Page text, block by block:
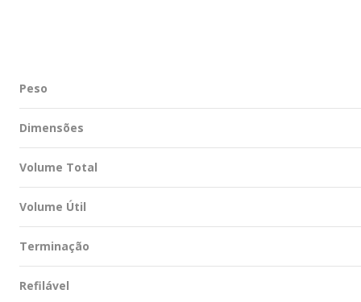
Peso
Dimensões
Volume Total
Volume Útil
Terminação
Refilável